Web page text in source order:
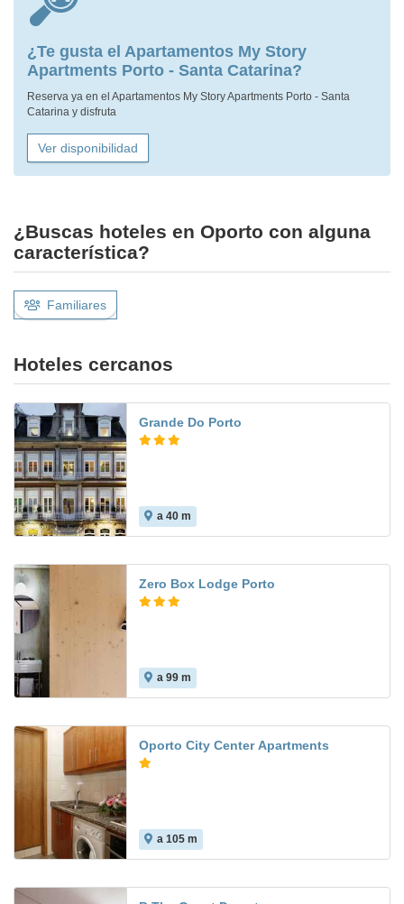
¿Te gusta el Apartamentos My Story
Apartments Porto - Santa Catarina?
Reserva ya en el Apartamentos My Story Apartments Porto - Santa
Catarina y disfruta
Ver disponibilidad
¿Buscas hoteles en Oporto con alguna
característica?
Familiares
Hoteles cercanos
Grande Do Porto
a 40 m
Zero Box Lodge Porto
a 99 m
Oporto City Center Apartments
a 105 m